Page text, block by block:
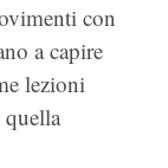
con
a capire
lezioni
quella